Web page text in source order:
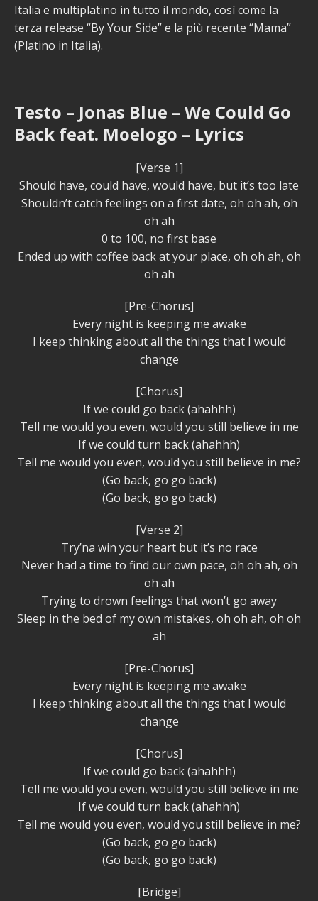
Italia e multiplatino in tutto il mondo, così come la
terza release “By Your Side” e la più recente “Mama”
(Platino in Italia).
Testo – Jonas Blue – We Could Go
Back feat. Moelogo – Lyrics
[Verse 1]
Should have, could have, would have, but it’s too late
Shouldn’t catch feelings on a first date, oh oh ah, oh
oh ah
0 to 100, no first base
Ended up with coffee back at your place, oh oh ah, oh
oh ah
[Pre-Chorus]
Every night is keeping me awake
I keep thinking about all the things that I would
change
[Chorus]
If we could go back (ahahhh)
Tell me would you even, would you still believe in me
If we could turn back (ahahhh)
Tell me would you even, would you still believe in me?
(Go back, go go back)
(Go back, go go back)
[Verse 2]
Try’na win your heart but it’s no race
Never had a time to find our own pace, oh oh ah, oh
oh ah
Trying to drown feelings that won’t go away
Sleep in the bed of my own mistakes, oh oh ah, oh oh
ah
[Pre-Chorus]
Every night is keeping me awake
I keep thinking about all the things that I would
change
[Chorus]
If we could go back (ahahhh)
Tell me would you even, would you still believe in me
If we could turn back (ahahhh)
Tell me would you even, would you still believe in me?
(Go back, go go back)
(Go back, go go back)
[Bridge]